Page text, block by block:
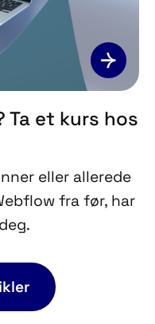
Ta et kurs hos
eller allerede
fra før, har